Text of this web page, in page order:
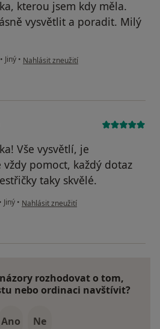
kterou jsem kdy měla.
vysvětlit a poradit. Milý
• Jiný • podle názoru uživatele Simona
Nahlásit zneužití
Vše vysvětlí, je
vždy pomoct, každý dotaz
taky skvělé.
• Jiný • podle názoru uživatele A.
Nahlásit zneužití
rozhodovat o tom,
nebo ordinaci navštívit?
Ano Ne